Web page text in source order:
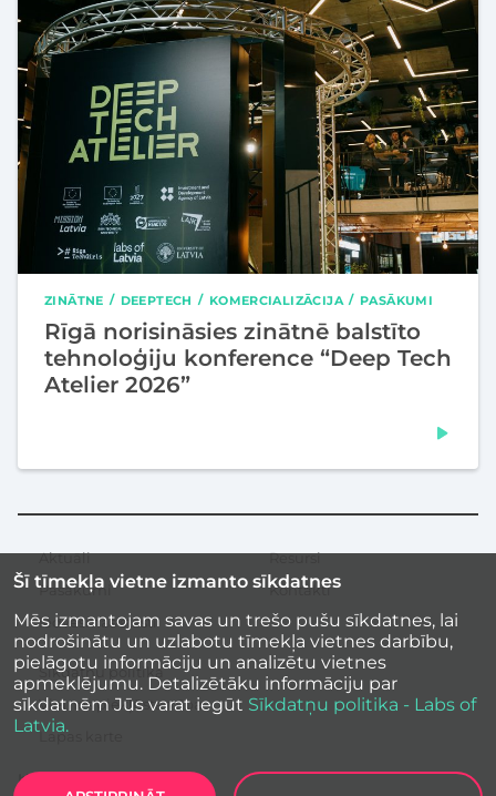
ZINĀTNE DEEPTECH KOMERCIALIZĀCIJA PASĀKUMI
Rīgā norisināsies zinātnē balstīto
tehnoloģiju konference “Deep Tech
Atelier 2026”
Šī tīmekļa vietne izmanto sīkdatnes
Mēs izmantojam savas un trešo pušu sīkdatnes, lai
nodrošinātu un uzlabotu tīmekļa vietnes darbību,
pielāgotu informāciju un analizētu vietnes
apmeklējumu. Detalizētāku informāciju par
sīkdatnēm Jūs varat iegūt Sīkdatņu politika - Labs of
Latvia.
Sekundārā
izvēlne
Aktuāli
Pasākumi
Iedvesmas stāsti
Resursi
Kontakti
Sīkdatņu politika
Vietnes piekļūstamība
Lapas karte